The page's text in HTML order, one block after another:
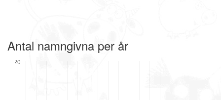
Antal namngivna per år